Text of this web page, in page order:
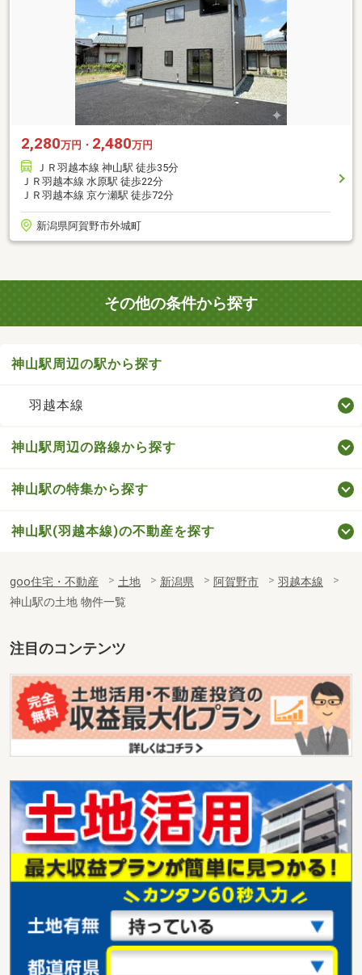
2,280万円・ 2,480万円
ＪＲ羽越本線 神山駅 徒歩35分
ＪＲ羽越本線 水原駅 徒歩22分
ＪＲ羽越本線 京ケ瀬駅 徒歩72分
新潟県阿賀野市外城町
その他の条件から探す
神山駅周辺の駅から探す
羽越本線
神山駅周辺の路線から探す
神山駅の特集から探す
神山駅(羽越本線)の不動産を探す
goo住宅・不動産 土地 新潟県 阿賀野市
羽越本線
神山駅の土地 物件一覧
注目のコンテンツ